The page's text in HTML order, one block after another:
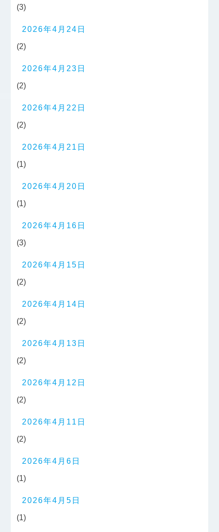
(3)
2026年4月24日
(2)
2026年4月23日
(2)
2026年4月22日
(2)
2026年4月21日
(1)
2026年4月20日
(1)
2026年4月16日
(3)
2026年4月15日
(2)
2026年4月14日
(2)
2026年4月13日
(2)
2026年4月12日
(2)
2026年4月11日
(2)
2026年4月6日
(1)
2026年4月5日
(1)